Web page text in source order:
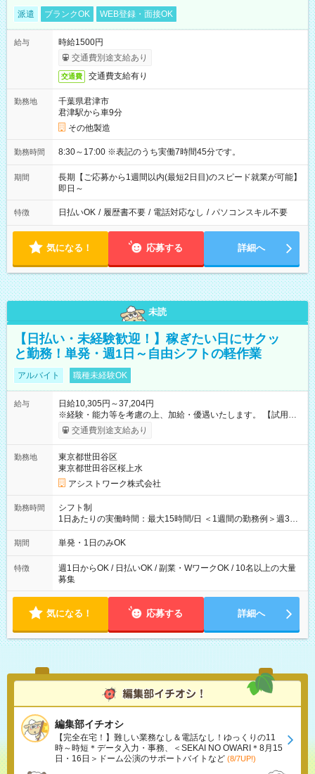
派遣 ブランクOK WEB登録・面接OK
給与
時給1500円
交通費別途支給あり
交通費 交通費支給有り
勤務地
千葉県君津市
君津駅から車9分
その他製造
勤務時間 8:30～17:00 ※表記のうち実働7時間45分です。
期間
長期【ご応募から1週間以内(最短2日目)のスピード就業が可能】
即日～
特徴 日払いOK / 履歴書不要 / 電話対応なし / パソコンスキル不要
気になる！ 応募する 詳細へ
未読
【日払い・未経験歓迎！】稼ぎたい日にサクッ
と勤務！単発・週1日～自由シフトの軽作業
アルバイト 職種未経験OK
給与
日給10,305円～37,204円
※経験・能力等を考慮の上、加給・優遇いたします。 【試用期
間】試用期間なし
交通費別途支給あり
勤務地
東京都世田谷区
東京都世田谷区桜上水
アシストワーク株式会社
勤務時間
シフト制
1日あたりの実働時間：最大15時間/日 ＜1週間の勤務例＞週3回
勤務 勤務：月・水・金 休み：火・木・土・日 好きな時にお仕事
可能です！ ※1日あたりの最大実働時間は日勤、夜勤共に勤務し
期間 単発・1日のみOK
特徴
週1日からOK / 日払いOK / 副業・WワークOK / 10名以上の大量
募集
気になる！ 応募する 詳細へ
編集部イチオシ
【完全在宅！】難しい業務なし＆電話なし！ゆっくりの11
時～時短＊データ入力・事務、＜SEKAI NO OWARI＊8月15
日・16日＞ドーム公演のサポートバイトなど (8/7UP!)